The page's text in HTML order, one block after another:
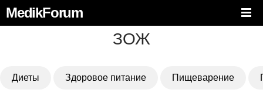
MedikForum
ЗОЖ
Диеты Здоровое питание Пищеварение